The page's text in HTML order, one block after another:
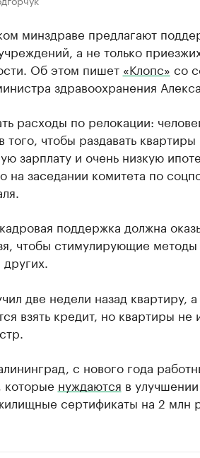
минздраве предлагают
а не только
Об этом пишет «Клопс» со
здравоохранения
расходы по релокации:
того, чтобы раздавать
зарплату и очень низкую
на заседании комитета по
поддержка должна
чтобы стимулирующие методы
две недели назад квартиру,
взять кредит, но квартиры
с нового года
нуждаются в
сертификаты на 2 млн